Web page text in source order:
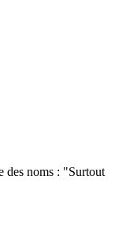
des noms : "Surtout